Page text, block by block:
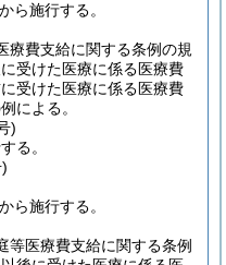
ら施行する。
療費支給に関する条例の規
受けた医療に係る医療費
受けた医療に係る医療費
による。
)
る。
ら施行する。
等医療費支給に関する条例